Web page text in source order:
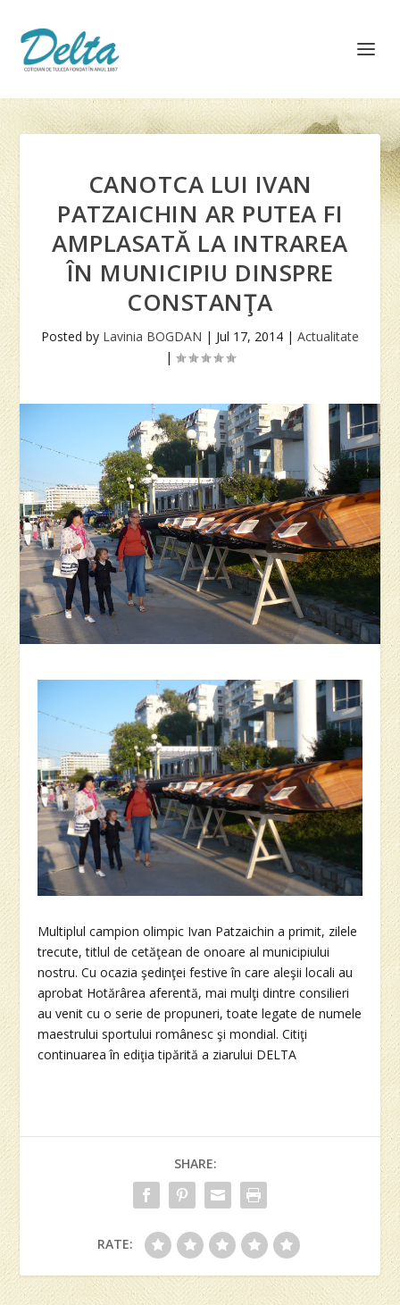
CANOTCA LUI IVAN
PATZAICHIN AR PUTEA FI
AMPLASATĂ LA INTRAREA
ÎN MUNICIPIU DINSPRE
CONSTANŢA
Posted by Lavinia BOGDAN | Jul 17, 2014 | Actualitate
|
Multiplul campion olimpic Ivan Patzaichin a primit, zilele
trecute, titlul de cetăţean de onoare al municipiului
nostru. Cu ocazia şedinţei festive în care aleşii locali au
aprobat Hotărârea aferentă, mai mulţi dintre consilieri
au venit cu o serie de propuneri, toate legate de numele
maestrului sportului românesc şi mondial. Citiţi
continuarea în ediţia tipărită a ziarului DELTA
SHARE:
RATE: